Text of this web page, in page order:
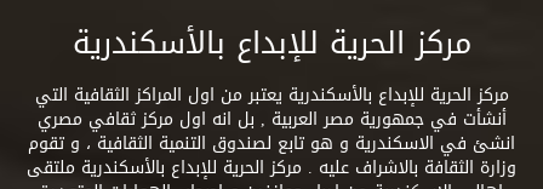
مركز الحرية للإبداع بالأسكندرية
مركز الحرية للإبداع بالأسكندرية يعتبر من اول المراكز الثقافية التي
أنشأت في جمهورية مصر العربية , بل انه اول مركز ثقافي مصري
انشئ في الاسكندرية و هو تابع لصندوق التنمية الثقافية ، و تقوم
وزارة الثقافة بالاشراف عليه . مركز الحرية للإبداع بالأسكندرية ملتقى